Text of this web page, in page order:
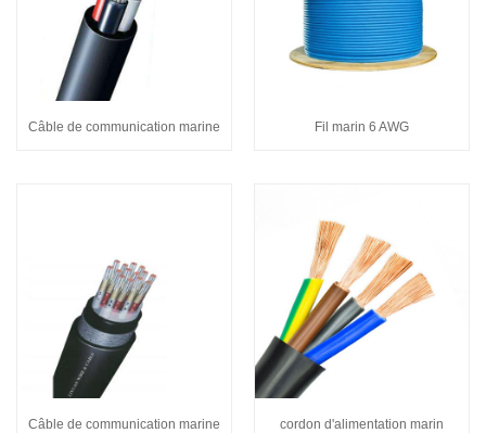
Câble de communication marine Fil marin 6 AWG
Câble de communication marine
cordon d'alimentation marin